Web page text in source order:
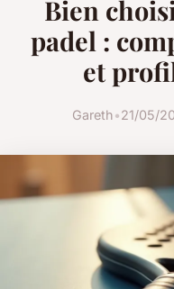
Bien
padel :
et
Gareth•21/05/